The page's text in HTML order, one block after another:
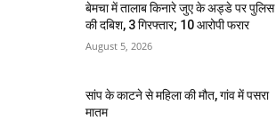
बेमचा में तालाब किनारे जुए के अड्डे पर पुलिस
की दबिश, 3 गिरफ्तार; 10 आरोपी फरार
August 5, 2026
सांप के काटने से महिला की मौत, गांव में पसरा
मातम